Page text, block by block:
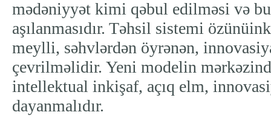
mədəniyyət kimi qəbul edilməsi və
aşılanmasıdır. Təhsil sistemi
meylli, səhvlərdən öyrənən,
çevrilməlidir. Yeni modelin
intellektual inkişaf, açıq elm,
dayanmalıdır.